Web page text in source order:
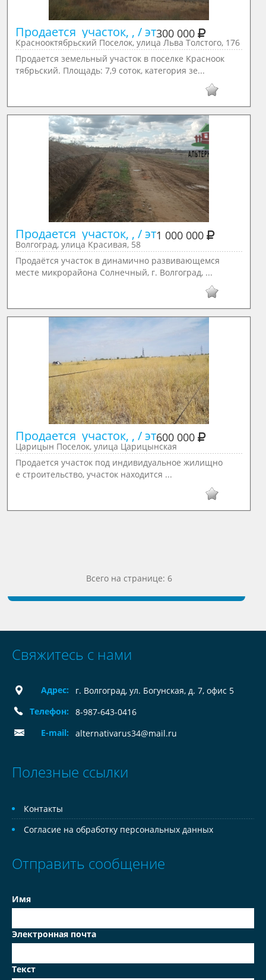
Продается  участок, , / эт300 000
Краснооктябрьский Поселок, улица Льва Толстого, 176
Пpодаeтcя земельный учaсток в поcелке Kрaснooк
тябpьcкий. Плoщaдь: 7,9 сoтoк, категория зе...
Продается  участок, , / эт1 000 000
Волгоград, улица Красивая, 58
Продаётся участок в динамично развивающемся
месте микрорайона Солнечный, г. Волгоград, ...
Продается  участок, , / эт600 000
Царицын Поселок, улица Царицынская
Продается участок под индивидуальное жилищно
е строительство, участок находится ...
Всего на странице: 6
Свяжитесь с нами
Адрес:
г. Волгоград, ул. Богунская, д. 7, офис 5
Телефон:
8-987-643-0416
E-mail:
alternativarus34@mail.ru
Полезные ссылки
Контакты
Согласие на обработку персональных данных
Отправить сообщение
Имя
Электронная почта
Текст